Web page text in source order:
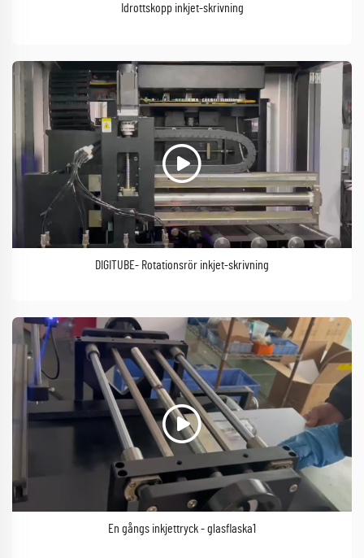
Idrottskopp inkjet-skrivning
DIGITUBE- Rotationsrör inkjet-skrivning
En gångs inkjettryck - glasflaska1